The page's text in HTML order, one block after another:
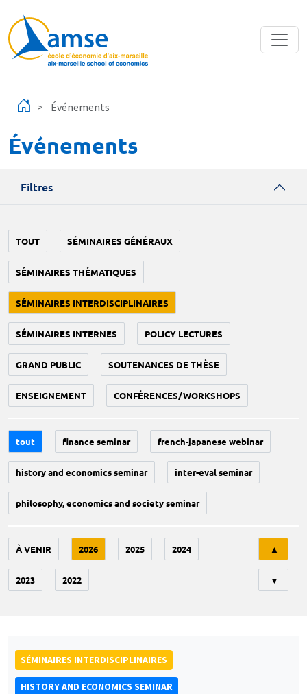
Événements
Événements
Filtres
TOUT SÉMINAIRES GÉNÉRAUX
SÉMINAIRES THÉMATIQUES
SÉMINAIRES INTERDISCIPLINAIRES
SÉMINAIRES INTERNES POLICY LECTURES
GRAND PUBLIC SOUTENANCES DE THÈSE
ENSEIGNEMENT CONFÉRENCES/WORKSHOPS
tout finance seminar french-japanese webinar
history and economics seminar inter-eval seminar
philosophy, economics and society seminar
À VENIR 2026 2025 2024
2023 2022
▲
▼
SÉMINAIRES INTERDISCIPLINAIRES
HISTORY AND ECONOMICS SEMINAR